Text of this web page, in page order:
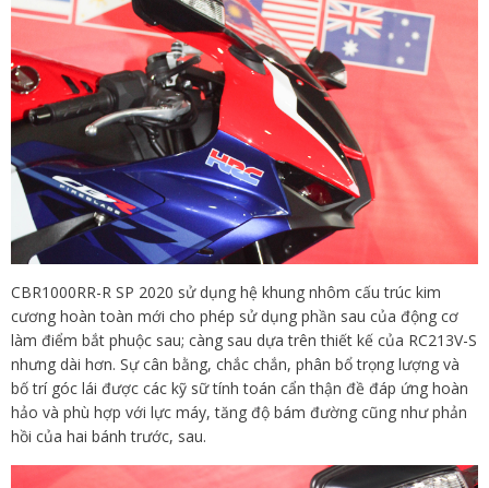
CBR1000RR-R SP 2020 sử dụng hệ khung nhôm cấu trúc kim
cương hoàn toàn mới cho phép sử dụng phần sau của động cơ
làm điểm bắt phuộc sau; càng sau dựa trên thiết kế của RC213V-S
nhưng dài hơn. Sự cân bằng, chắc chắn, phân bổ trọng lượng và
bố trí góc lái được các kỹ sữ tính toán cẩn thận đề đáp ứng hoàn
hảo và phù hợp với lực máy, tăng độ bám đường cũng như phản
hồi của hai bánh trước, sau.